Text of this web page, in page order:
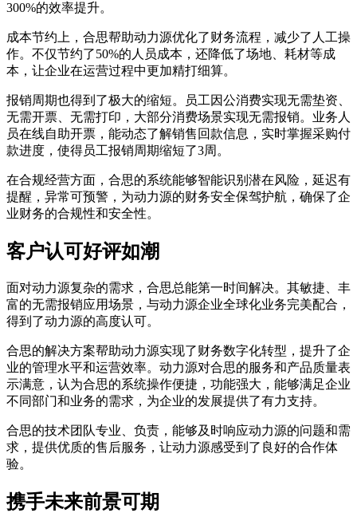
300%的效率提升。
成本节约上，合思帮助动力源优化了财务流程，减少了人工操
作。不仅节约了50%的人员成本，还降低了场地、耗材等成
本，让企业在运营过程中更加精打细算。
报销周期也得到了极大的缩短。员工因公消费实现无需垫资、
无需开票、无需打印，大部分消费场景实现无需报销。业务人
员在线自助开票，能动态了解销售回款信息，实时掌握采购付
款进度，使得员工报销周期缩短了3周。
在合规经营方面，合思的系统能够智能识别潜在风险，延迟有
提醒，异常可预警，为动力源的财务安全保驾护航，确保了企
业财务的合规性和安全性。
客户认可好评如潮
面对动力源复杂的需求，合思总能第一时间解决。其敏捷、丰
富的无需报销应用场景，与动力源企业全球化业务完美配合，
得到了动力源的高度认可。
合思的解决方案帮助动力源实现了财务数字化转型，提升了企
业的管理水平和运营效率。动力源对合思的服务和产品质量表
示满意，认为合思的系统操作便捷，功能强大，能够满足企业
不同部门和业务的需求，为企业的发展提供了有力支持。
合思的技术团队专业、负责，能够及时响应动力源的问题和需
求，提供优质的售后服务，让动力源感受到了良好的合作体
验。
携手未来前景可期